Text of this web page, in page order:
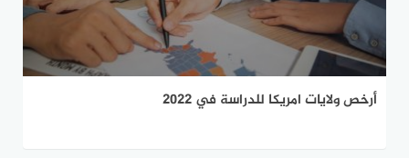
أرخص ولايات امريكا للدراسة في 2022